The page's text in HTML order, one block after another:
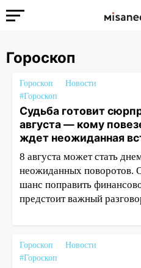
Гороскоп
Гороскоп
Новости
#Гороскоп
Судьба готовит
августа — кому
ждет неожиданная
8 августа может стать
неожиданных поворотов.
шанс поправить
предстоит важный
Гороскоп
Новости
#Гороскоп